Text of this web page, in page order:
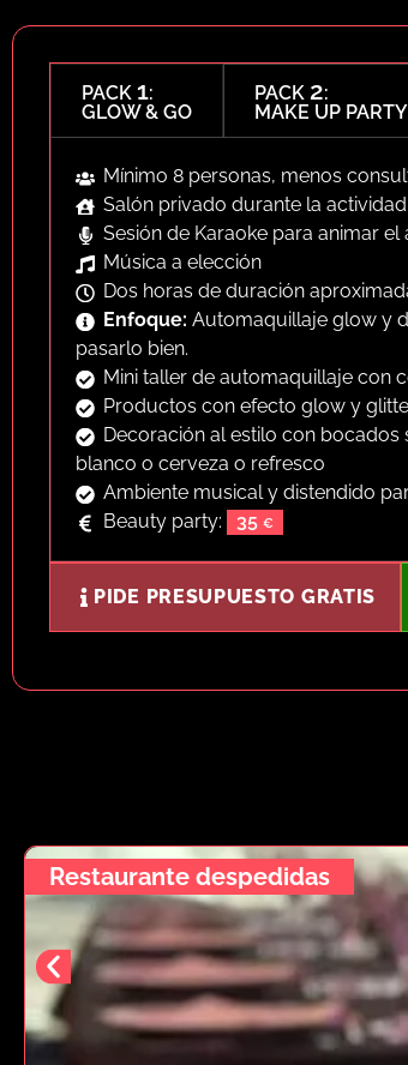
PACK 1:
GLOW & GO
PACK 2:
MAKE UP PARTY
Mínimo 8 personas, menos
Salón privado durante la actividad
Sesión de Karaoke para animar el
Música a elección
Dos horas de duración
Enfoque: Automaquillaje glow y
pasarlo bien.
Mini taller de automaquillaje con
Productos con efecto glow y
Decoración al estilo con
blanco o cerveza o refresco
Ambiente musical y distendido
Beauty party:
35
PIDE PRESUPUESTO GRATIS
Restaurante despedidas